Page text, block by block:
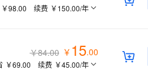
￥98.00 续费 ￥150.00/年
￥84.00 ￥ 15.00
￥69.00 续费 ￥45.00/年